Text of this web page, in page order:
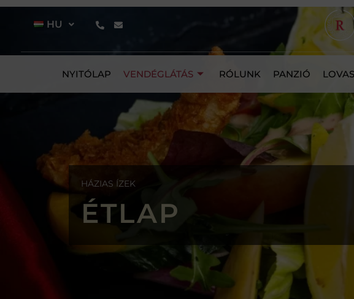
HU
NYITÓLAP VENDÉGLÁTÁS RÓLUNK PANZIÓ
HÁZIAS ÍZEK
ÉTLAP